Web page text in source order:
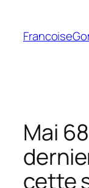
contenu
Mai
cette